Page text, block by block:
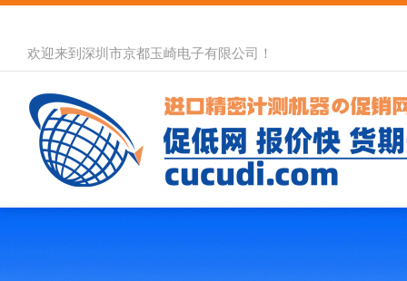
欢迎来到深圳市京都玉崎电子有限公司！